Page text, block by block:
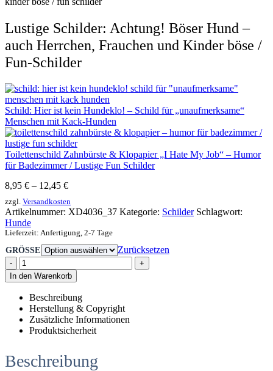
Lustige Schilder: Achtung! Böser Hund –
auch Herrchen, Frauchen und Kinder böse /
Fun-Schilder
Schild: Hier ist kein Hundeklo! – Schild für „unaufmerksame“
Menschen mit Kack-Hunden
Toilettenschild Zahnbürste & Klopapier „I Hate My Job“ – Humor
für Badezimmer / Lustige Fun Schilder
8,95 € – 12,45 €
zzgl. Versandkosten
Artikelnummer: XD4036_37 Kategorie: Schilder Schlagwort:
Hunde
Lieferzeit: Anfertigung, 2-7 Tage
GRÖSSE Zurücksetzen
-
+
In den Warenkorb
Beschreibung
Herstellung & Copyright
Zusätzliche Informationen
Produktsicherheit
Beschreibung